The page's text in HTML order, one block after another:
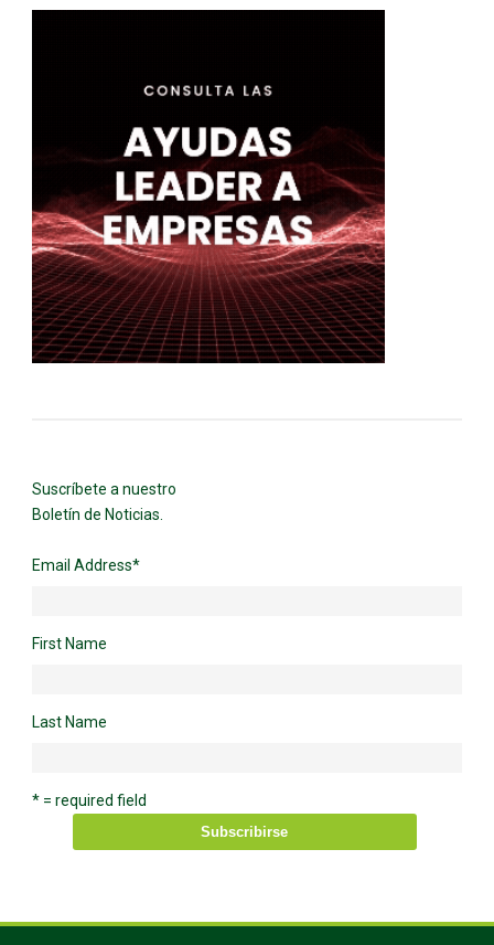
Suscríbete a nuestro
Boletín de Noticias.
Email Address*
First Name
Last Name
* = required field